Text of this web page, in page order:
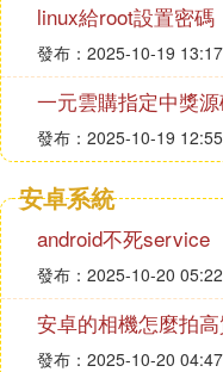
linux給root設置密碼
發布：2025-10-19
一元雲購指定中獎
發布：2025-10-19
安卓系統
android不死service
發布：2025-10-20
安卓的相機怎麼拍
發布：2025-10-20